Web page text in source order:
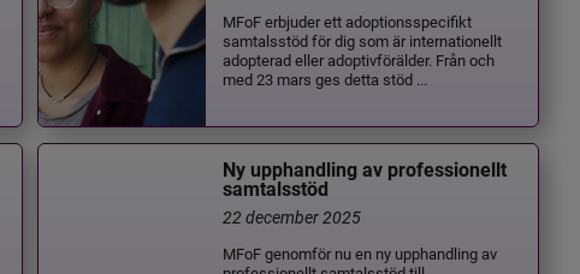
MFoF erbjuder ett adoptionsspecifikt
samtalsstöd för dig som är internationellt
adopterad eller adoptivförälder. Från och
med 23 mars ges detta stöd ...
Ny upphandling av professionellt
samtalsstöd
22 december 2025
MFoF genomför nu en ny upphandling av